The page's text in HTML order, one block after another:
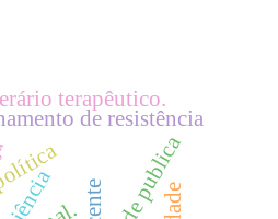
ciência
de resistência
saúde publica
terapêutico.